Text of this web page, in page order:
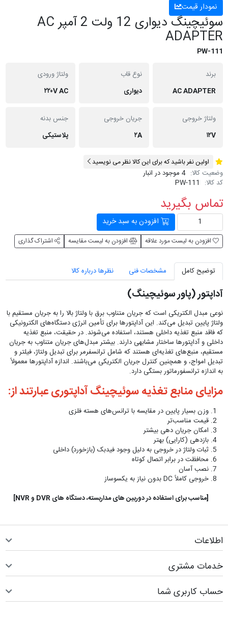
نمودار قیمت
سوئیچینگ دیواری 12 ولت 2 آمپر AC
ADAPTER
PW-111
برند
AC ADAPTER
نوع قاب
دیواری
ولتاژ ورودی
۲۲۰V AC
ولتاژ خروجی
۱۲V
جریان خروجی
۲A
جنس بدنه
پلاستیکی
اولین نفر باشید که برای این کالا نظر می نویسید
وضعیت کالا: 4 موجود در انبار
کد کالا: PW-111
تماس بگیرید
افزودن به سبد خرید
افزودن به لیست مورد علاقه افزودن به لیست مقایسه اشتراک گذاری
توضیح کامل مشخصات فنی نظرها درباره کالا
آداپتور (پاور سوئیچینگ)
نوعی مبدل الکتریکی است که جریان متناوب برق با ولتاژ بالا را به جریان مستقیم با
ولتاژ پایین تبدیل می‌کند. این آداپتورها برای تأمین انرژی دستگاه‌های الکترونیکی
که فاقد منبع تغذیه داخلی هستند، استفاده می‌شوند. در حقیقت، منبع تغذیه
داخلی و آداپتورها ساختار مشابهی دارند. بیشتر مبدل‌های جریان متناوب به جریان
مستقیم، منبع‌های تغذیه‌ای هستند که شامل ترانسفرمر برای تبدیل ولتاژ، فیلتر و
تبدیل امواج، و همچنین کنترل جریان الکتریکی می‌باشند. اندازه آداپتورها معمولاً
به اندازه ترانسفورماتور بستگی دارد.
مزایای منابع تغذیه سوئیچینگ آداپتوری عبارتند از:
وزن بسیار پایین در مقایسه با ترانس‌های هسته فلزی
قیمت مناسب‌تر
امکان جریان دهی بیشتر
بازدهی (کارایی) بهتر
ثبات ولتاژ در خروجی به دلیل وجود فیدبک (بازخورد) داخلی
محافظت در برابر اتصال کوتاه
نصب آسان
خروجی کاملاً DC بدون نیاز به یکسوساز
[مناسب برای استفاده در دوربین های مداربسته، دستگاه های DVR و NVR]
اطلاعات
خدمات مشتری
حساب کاربری شما